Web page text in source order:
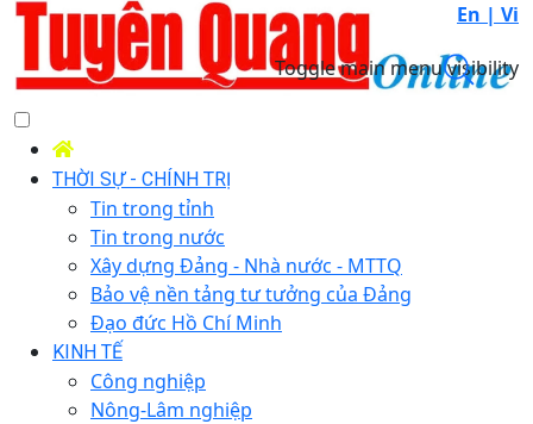
En | Vi
Toggle main menu visibility
THỜI SỰ - CHÍNH TRỊ
Tin trong tỉnh
Tin trong nước
Xây dựng Đảng - Nhà nước - MTTQ
Bảo vệ nền tảng tư tưởng của Đảng
Đạo đức Hồ Chí Minh
KINH TẾ
Công nghiệp
Nông-Lâm nghiệp